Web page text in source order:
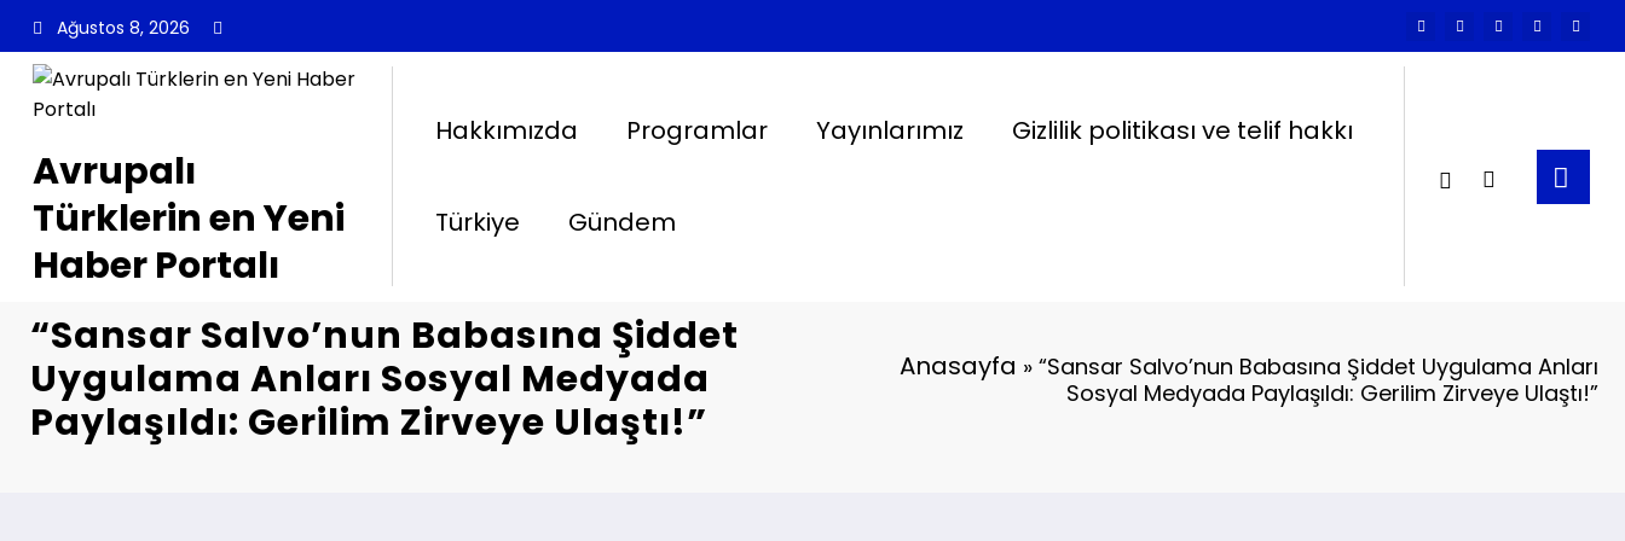
Ağustos 8, 2026
Avrupalı
Türklerin en Yeni
Haber Portalı
Hakkımızda Programlar Yayınlarımız Gizlilik politikası ve telif hakkı
Türkiye Gündem
“Sansar Salvo’nun Babasına Şiddet
Uygulama Anları Sosyal Medyada
Paylaşıldı: Gerilim Zirveye Ulaştı!”
Anasayfa » “Sansar Salvo’nun Babasına Şiddet Uygulama Anları
Sosyal Medyada Paylaşıldı: Gerilim Zirveye Ulaştı!”